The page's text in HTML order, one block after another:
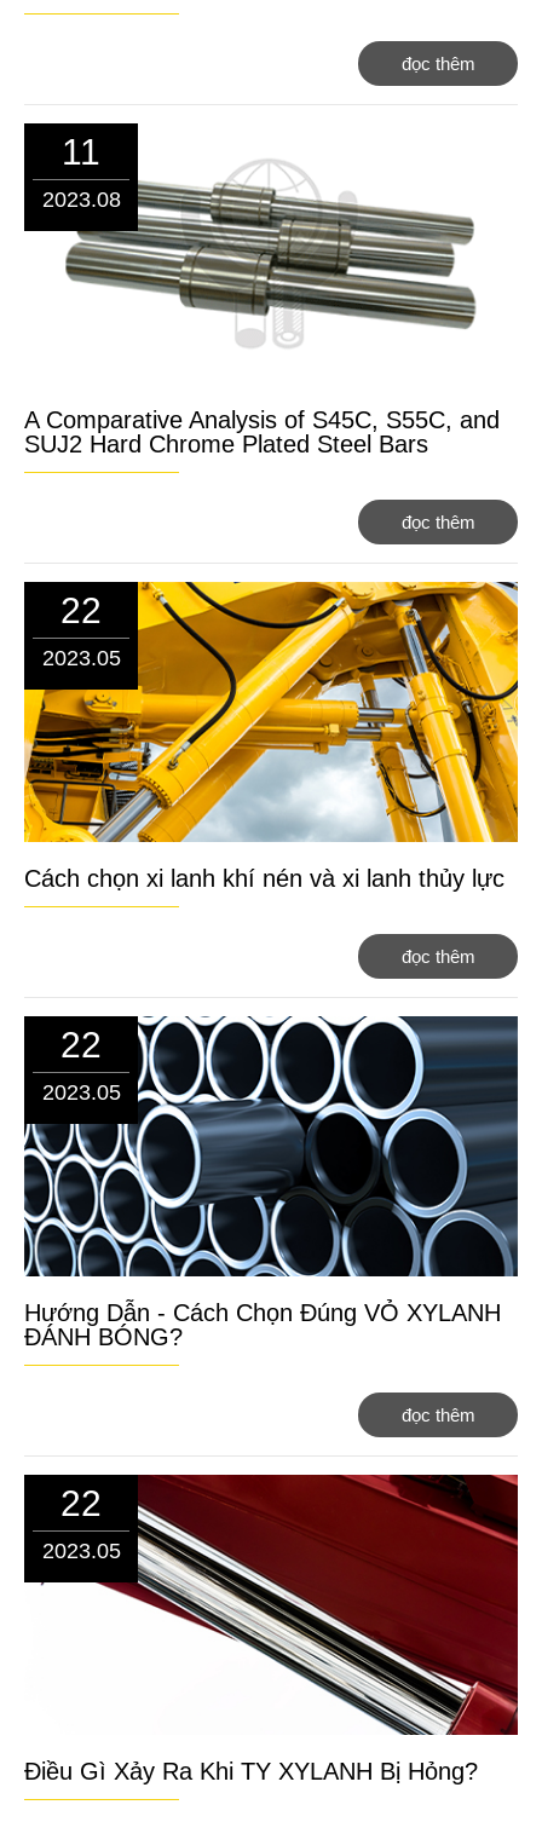
đọc thêm
11
2023.08
A Comparative Analysis of S45C, S55C, and
SUJ2 Hard Chrome Plated Steel Bars
đọc thêm
22
2023.05
Cách chọn xi lanh khí nén và xi lanh thủy lực
đọc thêm
22
2023.05
Hướng Dẫn - Cách Chọn Đúng VỎ XYLANH
ĐÁNH BÓNG?
đọc thêm
22
2023.05
Điều Gì Xảy Ra Khi TY XYLANH Bị Hỏng?